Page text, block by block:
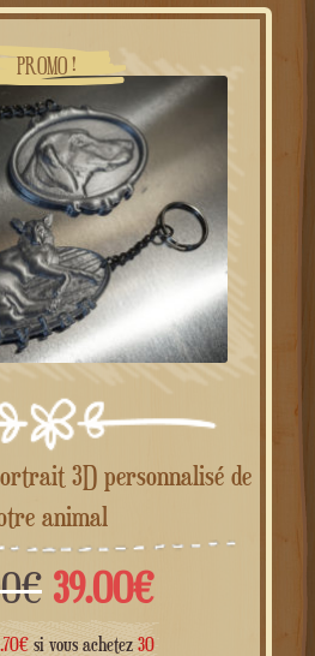
PROMO !
animal
€ Le
39.00€Le
€ si vous achetez 30